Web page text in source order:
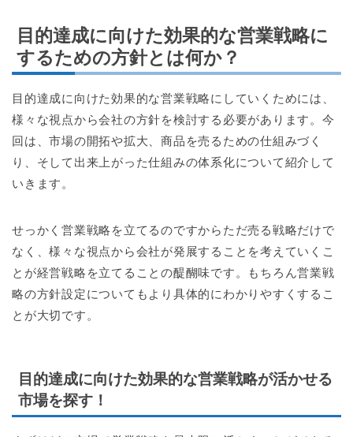
目的達成に向けた効果的な営業戦略に
するための方針とは何か？
目的達成に向けた効果的な営業戦略にしていくためには、
様々な視点から会社の方針を検討する必要があります。今
回は、市場の開拓や拡大、商品を売るための仕組みづく
り、そして出来上がった仕組みの体系化について紹介して
いきます。
せっかく営業戦略を立てるのですからただ売る戦略だけで
なく、様々な視点から会社が発展することを考えていくこ
とが経営戦略を立てることの醍醐味です。もちろん営業戦
略の方針設定についてもより具体的にわかりやすくするこ
とが大切です。
目的達成に向けた効果的な営業戦略が活かせる
市場を探す！